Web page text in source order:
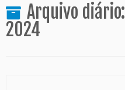
Arquivo diário:
2024